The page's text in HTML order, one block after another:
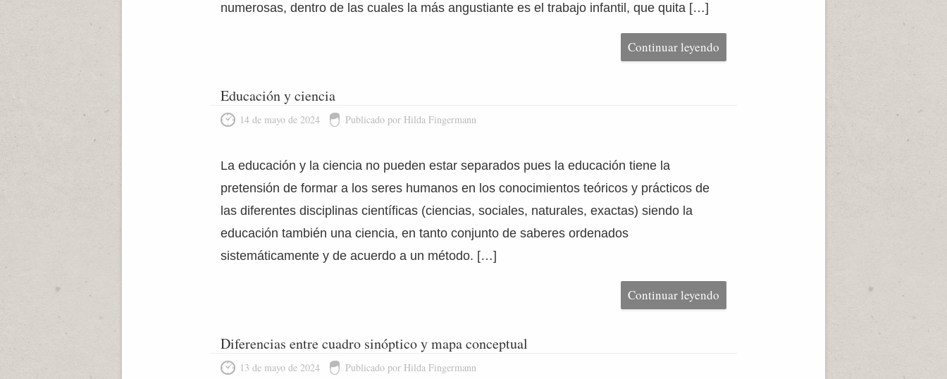
numerosas, dentro de las cuales la más angustiante es el trabajo infantil, que quita […]
Continuar leyendo
Educación y ciencia
14 de mayo de 2024 Publicado por Hilda Fingermann
La educación y la ciencia no pueden estar separados pues la educación tiene la
pretensión de formar a los seres humanos en los conocimientos teóricos y prácticos de
las diferentes disciplinas científicas (ciencias, sociales, naturales, exactas) siendo la
educación también una ciencia, en tanto conjunto de saberes ordenados
sistemáticamente y de acuerdo a un método. […]
Continuar leyendo
Diferencias entre cuadro sinóptico y mapa conceptual
13 de mayo de 2024 Publicado por Hilda Fingermann